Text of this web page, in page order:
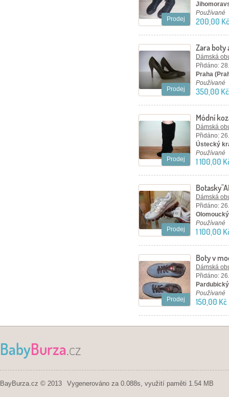
Prodej
Používané
200,00 Kč
Prodej
Zara boty
Dámská
Přidáno:
Praha
Používané
350,00 Kč
Prodej
Módní
Dámská
Přidáno:
Ústecký
Používané
1 100,00
Prodej
Dámská
Přidáno:
Používané
1 100,00
Prodej
Boty v
Dámská
Přidáno:
Používané
150,00 Kč
BabyBurza.cz
BayBurza.cz © 2013 Vygenerováno za 0.088s, využití paměti 1.54 MB